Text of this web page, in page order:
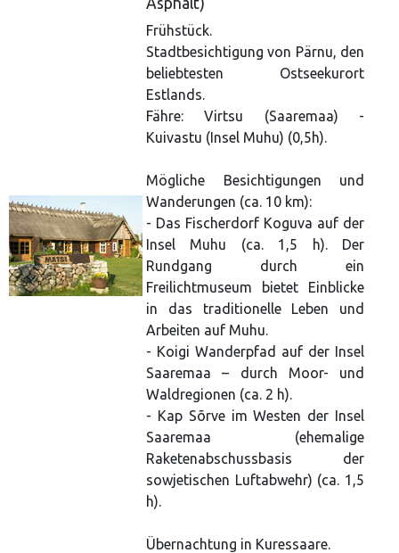
Frühstück.
Stadtbesichtigung von Pärnu, den
beliebtesten Ostseekurort
Estlands.
Fähre: Virtsu (Saaremaa) -
Kuivastu (Insel Muhu) (0,5h).
Mögliche Besichtigungen und
Wanderungen (ca. 10 km):
- Das Fischerdorf Koguva auf der
Insel Muhu (ca. 1,5 h). Der
Rundgang durch ein
Freilichtmuseum bietet Einblicke
in das traditionelle Leben und
Arbeiten auf Muhu.
- Koigi Wanderpfad auf der Insel
Saaremaa – durch Moor- und
Waldregionen (ca. 2 h).
- Kap Sõrve im Westen der Insel
Saaremaa (ehemalige
Raketenabschussbasis der
sowjetischen Luftabwehr) (ca. 1,5
h).
Übernachtung in Kuressaare.